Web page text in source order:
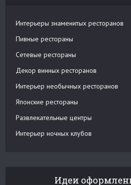
Интерьеры знаменитых ресторанов
Пивные рестораны
Сетевые рестораны
Декор винных ресторанов
Интерьер необычных ресторанов
Японские рестораны
Развлекательные центры
Интерьер ночных клубов
Идеи